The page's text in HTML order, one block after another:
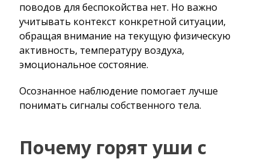
поводов для беспокойства нет. Но важно
учитывать контекст конкретной ситуации,
обращая внимание на текущую физическую
активность, температуру воздуха,
эмоциональное состояние.
Осознанное наблюдение помогает лучше
понимать сигналы собственного тела.
Почему горят уши с